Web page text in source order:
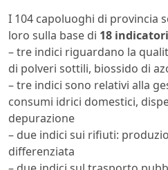
I 104 capoluoghi di provincia
loro sulla base di 18 indicatori
– tre indici riguardano la
di polveri sottili, biossido di
– tre indici sono relativi alla
consumi idrici domestici,
depurazione
– due indici sui rifiuti:
differenziata